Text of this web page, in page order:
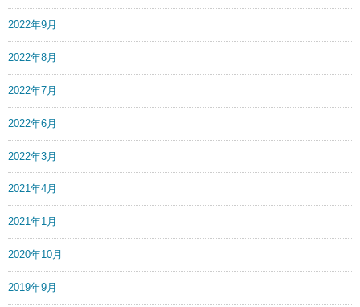
2022年9月
2022年8月
2022年7月
2022年6月
2022年3月
2021年4月
2021年1月
2020年10月
2019年9月